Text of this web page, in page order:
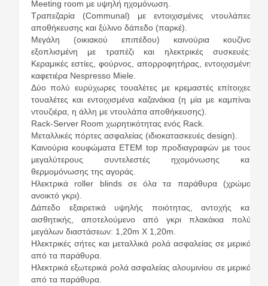
Meeting room με υψηλή ηχομόνωση.
Τραπεζαρία (Communal) με εντοιχισμένες ντουλάπες
αποθήκευσης και ξύλινο δάπεδο (παρκέ).
Μεγάλη (οικιακού επιπέδου) καινούρια κουζίνα
εξοπλισμένη με τραπέζι και ηλεκτρικές συσκευές:
Κεραμικές εστίες, φούρνος, απορροφητήρας, εντοιχισμένη
καφετιέρα Νespresso Miele.
Δύο πολύ ευρύχωρες τουαλέτες με κρεμαστές επίτοιχες
τουαλέτες και εντοιχισμένα καζανάκια (η μία με καμπίνα/
ντουζιέρα, η άλλη με ντουλάπα αποθήκευσης).
Rack-Server Room χωρητικότητας ενός Rack.
Μεταλλικές πόρτες ασφαλείας (ιδιοκατασκευές design).
Καινούρια κουφώματα ΕΤΕΜ top προδιαγραφών με τους
μεγαλύτερους συντελεστές ηχομόνωσης και
θερμομόνωσης της αγοράς.
Ηλεκτρικά roller blinds σε όλα τα παράθυρα (χρώμα
ανοικτό γκρι).
Δάπεδο εξαιρετικά υψηλής ποιότητας, αντοχής και
αισθητικής, αποτελούμενο από γκρι πλακάκια πολύ
μεγάλων διαστάσεων: 1,20m X 1,20m.
Ηλεκτρικές σήτες και μεταλλικά ρολά ασφαλείας σε μερικά
από τα παράθυρα.
Ηλεκτρικά εξωτερικά ρολά ασφαλείας αλουμινίου σε μερικά
από τα παράθυρα.